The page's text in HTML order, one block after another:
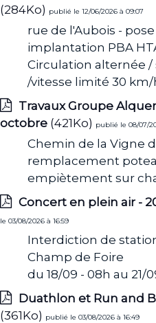
(284Ko) publié le 12/06/2026 à 09:07
rue de l'Aubois -
implantation PBA
Circulation alternée
/vitesse limité 30 km/
Travaux Groupe
octobre (421Ko) publié le 08/07/
Chemin de la Vigne
remplacement
empiètement sur
Concert en plein air -
le 03/08/2026 à 16:59
Interdiction de
Champ de Foire
du 18/09 - 08h au 21/
Duathlon et Run and
(361Ko) publié le 03/08/2026 à 16:49